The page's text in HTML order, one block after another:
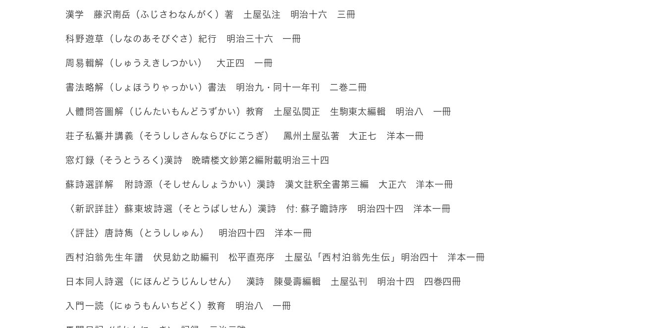
漢学 藤沢南岳（ふじさわなんがく）著 土屋弘注 明治十六 三冊
科野遊草 （しなのあそびぐさ）紀行 明治三十六 一冊
周易輯解 （しゅうえきしつかい） 大正四 一冊
書法略解 （しょほうりゃっかい）書法 明治九・同十一年刊 二巻二冊
人體問答圖解 （じんたいもんどうずかい）教育 土屋弘閲正 生駒東太編輯 明治八 一冊
荘子私纂并講義 （そうししさんならびにこうぎ） 鳳州土屋弘著 大正七 洋本一冊
窓灯録 （そうとうろく)漢詩 晩晴楼文鈔第2編附載明治三十四
蘇詩選詳解 附詩源 （そしせんしょうかい）漢詩 漢文註釈全書第三編 大正六 洋本一冊
〈新訳詳註〉蘇東坡詩選 （そとうばしせん）漢詩 付: 蘇子瞻詩序 明治四十四 洋本一冊
〈評註〉唐詩雋 （とうししゅん） 明治四十四 洋本一冊
西村泊翁先生年譜 伏見釛之助編刊 松平直亮序 土屋弘 「西村泊翁先生伝」 明治四十 洋本一冊
日本同人詩選 （にほんどうじんしせん） 漢詩 陳曼壽編輯 土屋弘刊 明治十四 四巻四冊
入門一読 （にゅうもんいちどく）教育 明治八 一冊